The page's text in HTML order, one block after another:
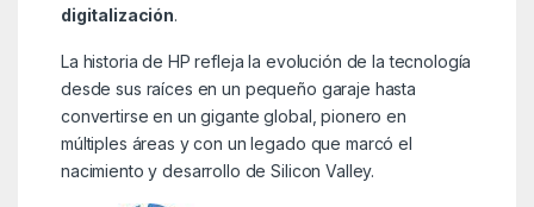
digitalización.
La historia de HP refleja la evolución de la tecnología
desde sus raíces en un pequeño garaje hasta
convertirse en un gigante global, pionero en
múltiples áreas y con un legado que marcó el
nacimiento y desarrollo de Silicon Valley.